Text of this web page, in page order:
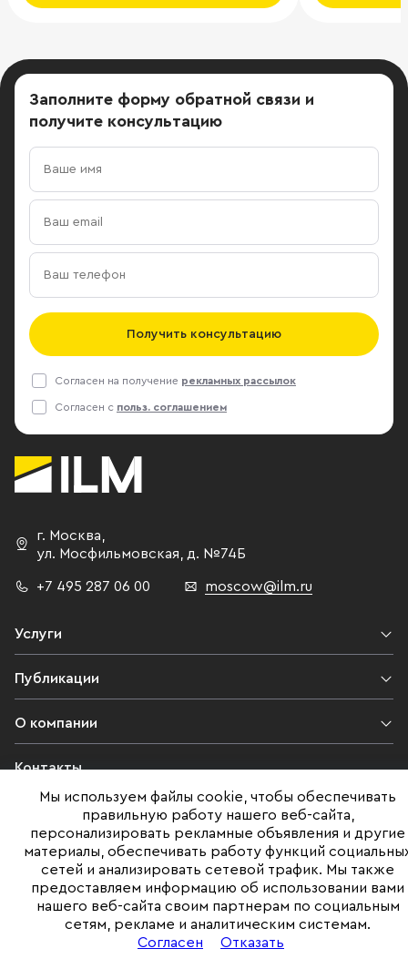
Заполните форму обратной связи и
получите консультацию
Получить консультацию
Согласен на получение рекламных рассылок
Согласен с польз. соглашением
г. Москва,
ул. Мосфильмовская, д. №74Б
+7 495 287 06 00 moscow@ilm.ru
Услуги
Публикации
О компании
Контакты
Юридическая информация
©ILM 2009-2026. Все права защищены
Представленная на сайте информация, в т.ч. стоимости объектов,
носит информационный характер
и не является публичной офертой. Условия продажи объекта могут
быть изменены собственником без уведомления
Мы используем файлы cookie, чтобы обеспечивать
правильную работу нашего веб-сайта,
персонализировать рекламные объявления и другие
материалы, обеспечивать работу функций
сетей и анализировать сетевой трафик. Мы также
предоставляем информацию об использовании вами
нашего веб-сайта своим партнерам по социальным
сетям, рекламе и аналитическим системам.
Согласен
Отказать